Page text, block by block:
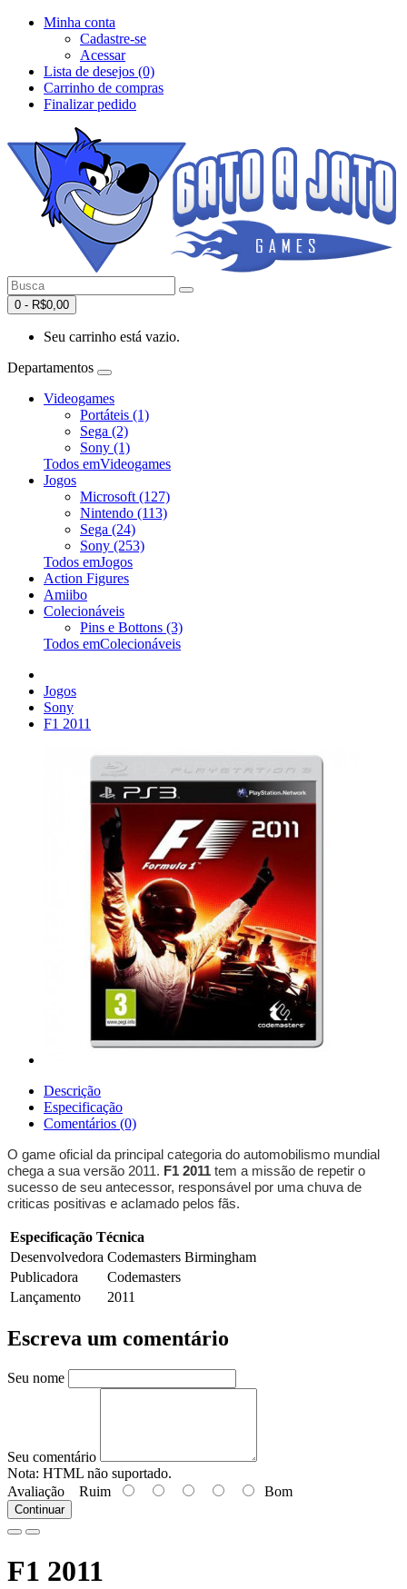
Minha conta
Cadastre-se
Acessar
Lista de desejos (0)
Carrinho de compras
Finalizar pedido
0 - R$0,00
Seu carrinho está vazio.
Departamentos
Videogames
Portáteis (1)
Sega (2)
Sony (1)
Todos emVideogames
Jogos
Microsoft (127)
Nintendo (113)
Sega (24)
Sony (253)
Todos emJogos
Action Figures
Amiibo
Colecionáveis
Pins e Bottons (3)
Todos emColecionáveis
Jogos
Sony
F1 2011
Descrição
Especificação
Comentários (0)
O game oficial da principal categoria do automobilismo mundial
chega a sua versão 2011. F1 2011 tem a missão de repetir o
sucesso de seu antecessor, responsável por uma chuva de
criticas positivas e aclamado pelos fãs.
Especificação Técnica
Desenvolvedora Codemasters Birmingham
Publicadora
Codemasters
Lançamento
2011
Escreva um comentário
Seu nome
Seu comentário
Nota: HTML não suportado.
Avaliação Ruim Bom
Continuar
F1 2011